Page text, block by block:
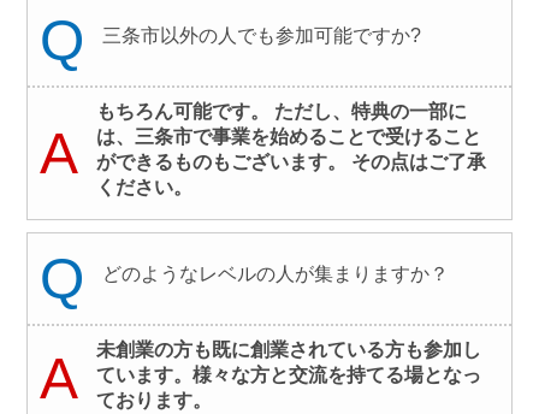
Q 三条市以外の人でも参加可能ですか?
A
もちろん可能です。 ただし、特典の一部に
は、三条市で事業を始めることで受けること
ができるものもございます。 その点はご了承
ください。
Q どのようなレベルの人が集まりますか？
A
未創業の方も既に創業されている方も参加し
ています。様々な方と交流を持てる場となっ
ております。